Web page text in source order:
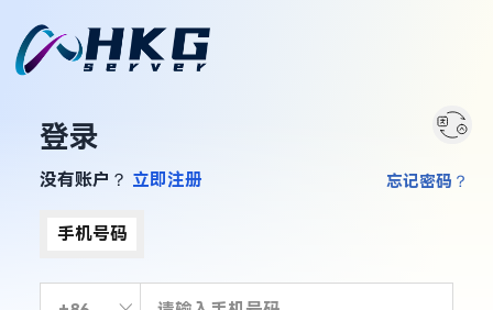
登录
没有账户？ 立即注册
手机号码
忘记密码？